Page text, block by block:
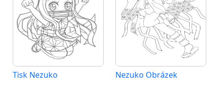
Tisk Nezuko Nezuko Obrázek